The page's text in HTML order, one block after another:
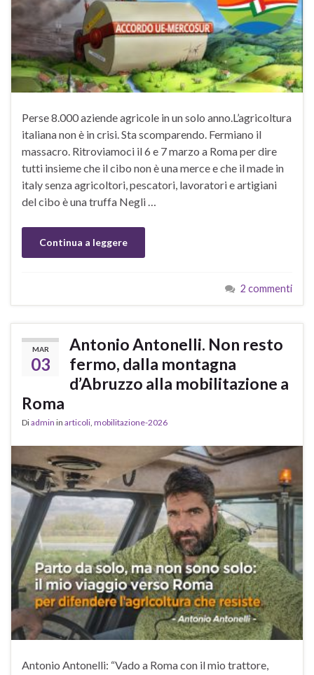
Perse 8.000 aziende agricole in un solo anno.L’agricoltura
italiana non è in crisi. Sta scomparendo. Fermiano il
massacro. Ritroviamoci il 6 e 7 marzo a Roma per dire
tutti insieme che il cibo non è una merce e che il made in
italy senza agricoltori, pescatori, lavoratori e artigiani
del cibo è una truffa Negli …
Continua a leggere
2 commenti
MAR
03
Antonio Antonelli. Non resto
fermo, dalla montagna
d’Abruzzo alla mobilitazione a
Roma
Diadmin in articoli mobilitazione-2026
Antonio Antonelli: “Vado a Roma con il mio trattore,